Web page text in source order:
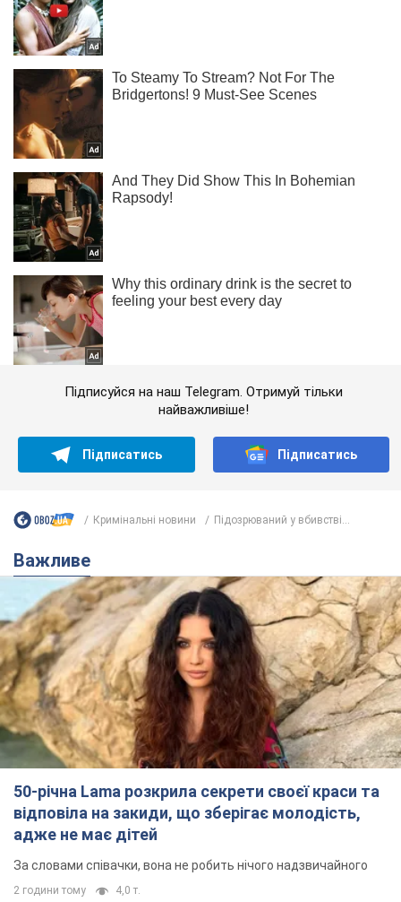
Підписуйся на наш Telegram. Отримуй тільки
найважливіше!
Підписатись Підписатись
Кримінальні новини Підозрюваний у вбивстві...
Важливе
50-річна Lama розкрила секрети своєї краси та
відповіла на закиди, що зберігає молодість,
адже не має дітей
За словами співачки, вона не робить нічого надзвичайного
2 години тому 4,0 т.